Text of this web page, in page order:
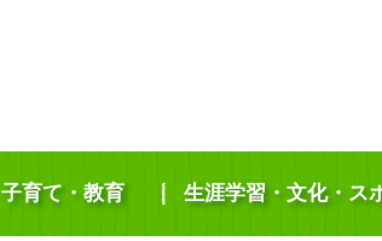
子育て・教育 生涯学習・文化・ス